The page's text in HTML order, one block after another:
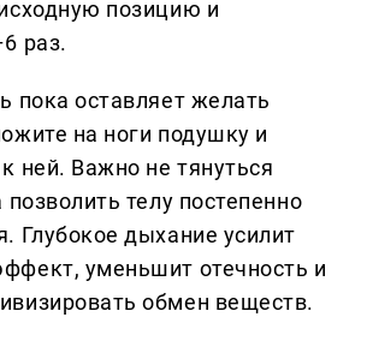
позицию и
раз.
пока оставляет желать
на ноги подушку и
ней. Важно не тянуться
позволить телу постепенно
Глубокое дыхание усилит
уменьшит отечность и
обмен веществ.